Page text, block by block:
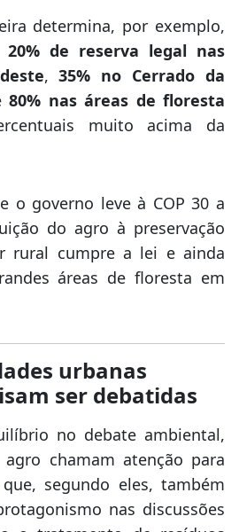
determina, por exemplo,
20% de reserva legal nas
,35% no Cerrado da
80% nas áreas de floresta
muito acima da
o governo leve à COP 30 a
do agro à preservação
rural cumpre a lei e ainda
áreas de floresta em
urbanas
ser debatidas
no debate ambiental,
chamam atenção para
segundo eles, também
nas discussões